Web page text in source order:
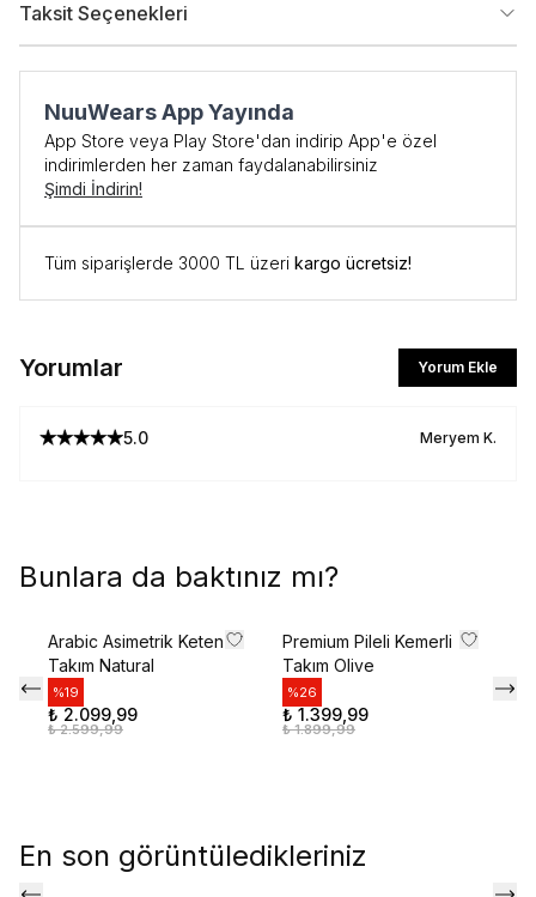
Taksit Seçenekleri
NuuWears App Yayında
App Store veya Play Store'dan indirip App'e özel
indirimlerden her zaman faydalanabilirsiniz
Şimdi İndirin!
Tüm siparişlerde 3000 TL üzeri kargo ücretsiz!
Yorumlar Yorum Ekle
5.0 Meryem K.
Bunlara da baktınız mı?
Arabic Asimetrik Keten
Takım Natural
%19
₺ 2.099,99
₺ 2.599,99
Premium Pileli Kemerli
Takım Olive
%26
₺ 1.399,99
₺ 1.899,99
En son görüntüledikleriniz